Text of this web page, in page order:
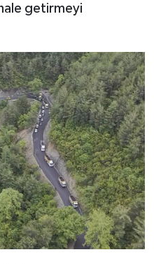
getirmeyi